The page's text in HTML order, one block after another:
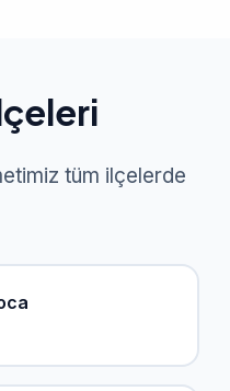
tüm ilçelerde